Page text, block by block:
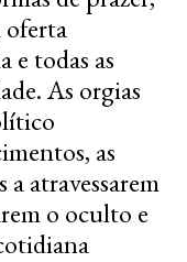
oferta
e todas as
As orgias
as
a atravessarem
o oculto e